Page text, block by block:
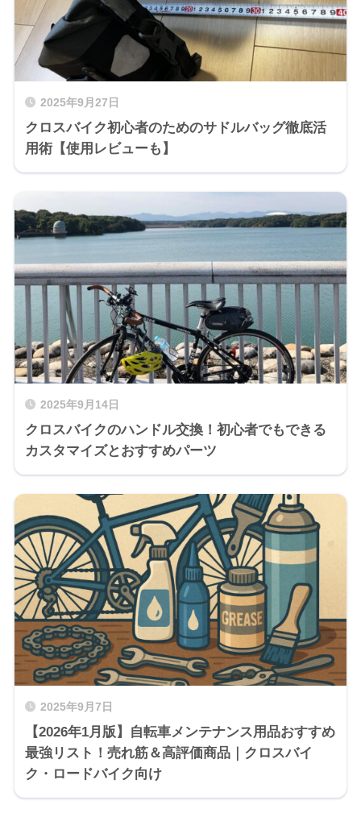
2025年9月27日
クロスバイク初心者のためのサドルバッグ徹底活
用術【使用レビューも】
2025年9月14日
クロスバイクのハンドル交換！初心者でもできる
カスタマイズとおすすめパーツ
2025年9月7日
【2026年1月版】自転車メンテナンス用品おすすめ
最強リスト！売れ筋＆高評価商品｜クロスバイ
ク・ロードバイク向け